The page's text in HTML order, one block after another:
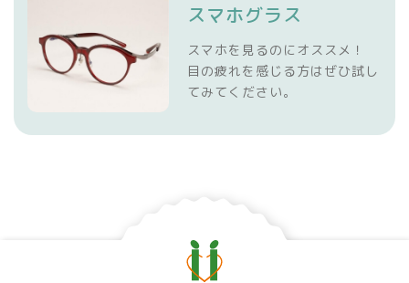
スマホグラス
スマホを見るのにオススメ！
目の疲れを感じる方はぜひ試し
てみてください。